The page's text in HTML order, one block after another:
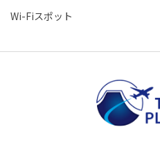
Wi-Fiスポット